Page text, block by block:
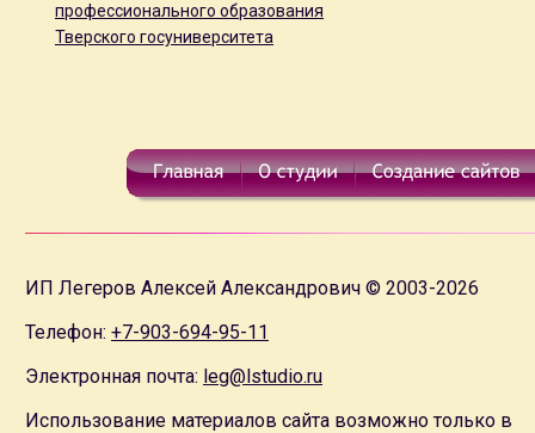
профессионального образования
Тверского госуниверситета
ИП Легеров Алексей Александрович © 2003-2026
Телефон: +7-903-694-95-11
Электронная почта: leg@lstudio.ru
Использование материалов сайта возможно только в